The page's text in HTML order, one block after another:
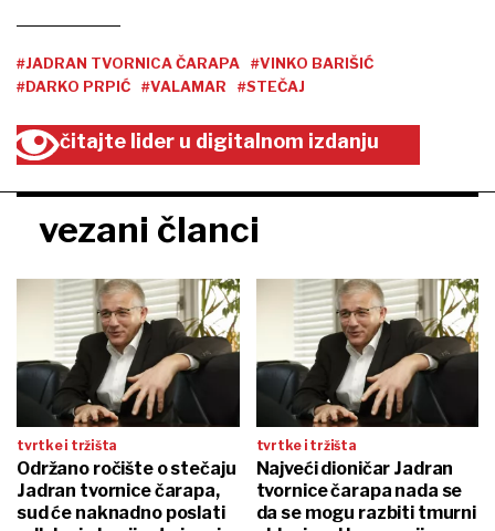
#JADRAN TVORNICA ČARAPA
#VINKO BARIŠIĆ
#DARKO PRPIĆ
#VALAMAR #STEČAJ
čitajte lider u digitalnom izdanju
vezani članci
tvrtke i tržišta
Održano ročište o stečaju
Jadran tvornice čarapa,
sud će naknadno poslati
tvrtke i tržišta
Najveći dioničar Jadran
tvornice čarapa nada se
da se mogu razbiti tmurni